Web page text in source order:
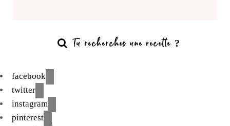
facebook
twitter
instagram
pinterest